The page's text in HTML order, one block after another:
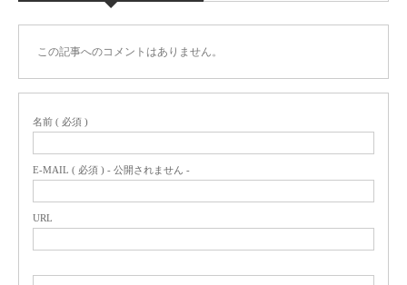
この記事へのコメントはありません。
名前 ( 必須 )
E-MAIL ( 必須 ) - 公開されません -
URL